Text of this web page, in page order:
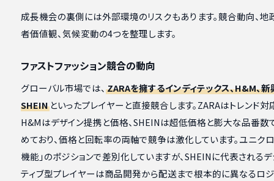
成長機会の裏側には外部環境のリスクもあります。競合動向、地
者価値観、気候変動の4つを整理します。
ファストファッション競合の動向
グローバル市場では、 ZARAを擁するインディテックス、H&M、
SHEINといったプレイヤーと直接競合します。ZARAはトレンド対
H&Mはデザイン提携と価格、SHEINは超低価格と膨大な品番数
めており、価格と回転率の両軸で競争は激化しています。ユニク
機能」のポジションで差別化していますが、SHEINに代表される
ティブ型プレイヤーは商品開発から配送まで根本的に異なるロ